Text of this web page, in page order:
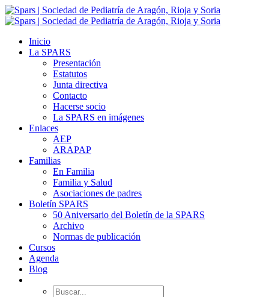
Inicio
La SPARS
Presentación
Estatutos
Junta directiva
Contacto
Hacerse socio
La SPARS en imágenes
Enlaces
AEP
ARAPAP
Familias
En Familia
Familia y Salud
Asociaciones de padres
Boletín SPARS
50 Aniversario del Boletín de la SPARS
Archivo
Normas de publicación
Cursos
Agenda
Blog